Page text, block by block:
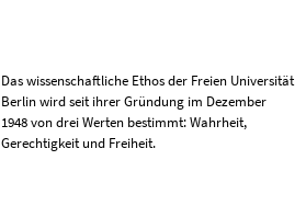
Das wissenschaftliche Ethos der Freien Universität
Berlin wird seit ihrer Gründung im Dezember
1948 von drei Werten bestimmt: Wahrheit,
Gerechtigkeit und Freiheit.